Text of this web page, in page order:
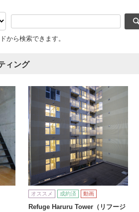
から検索できます。
ィング
オススメ 成約済 動画
Refuge Haruru Tower（リフージ